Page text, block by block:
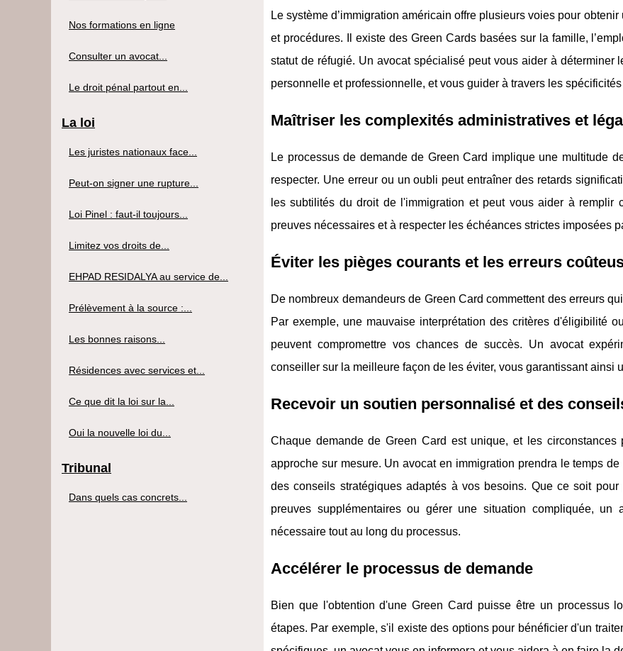
Le système d’immigration américain offre plusieurs voies pour obtenir
et procédures. Il existe des Green Cards basées sur la famille,
statut de réfugié. Un avocat spécialisé peut vous aider à déterminer
personnelle et professionnelle, et vous guider à travers les
Maîtriser les complexités administratives et
Le processus de demande de Green Card implique une multitude
respecter. Une erreur ou un oubli peut entraîner des retards
les subtilités du droit de l'immigration et peut vous aider à remplir
preuves nécessaires et à respecter les échéances strictes imposées
Éviter les pièges courants et les erreurs
De nombreux demandeurs de Green Card commettent des erreurs
Par exemple, une mauvaise interprétation des critères d'éligibilité
peuvent compromettre vos chances de succès. Un avocat
conseiller sur la meilleure façon de les éviter, vous garantissant ainsi
Recevoir un soutien personnalisé et des
Chaque demande de Green Card est unique, et les
approche sur mesure. Un avocat en immigration prendra le temps
des conseils stratégiques adaptés à vos besoins. Que ce soit
preuves supplémentaires ou gérer une situation compliquée,
nécessaire tout au long du processus.
Accélérer le processus de demande
Bien que l'obtention d'une Green Card puisse être un processus
étapes. Par exemple, s'il existe des options pour bénéficier d'un
Nos formations en ligne
Consulter un avocat...
Le droit pénal partout en...
La loi
Les juristes nationaux face...
Peut-on signer une rupture...
Loi Pinel : faut-il toujours...
Limitez vos droits de...
EHPAD RESIDALYA au service de...
Prélèvement à la source :...
Les bonnes raisons...
Résidences avec services et...
Ce que dit la loi sur la...
Oui la nouvelle loi du...
Tribunal
Dans quels cas concrets...